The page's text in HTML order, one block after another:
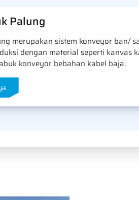
Palung
merupakan sistem konveyor ban/
dengan material seperti kanvas
konveyor bebahan kabel baja.